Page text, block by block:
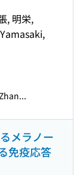
, 明栄,
メラノー
免疫応答